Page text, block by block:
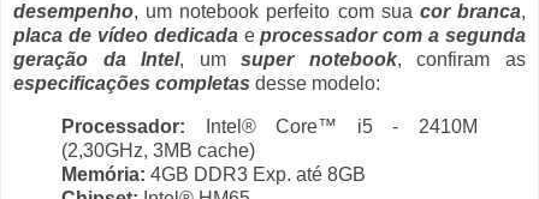
desempenho, um notebook perfeito com suacor branca,
placa de vídeo dedicadaeprocessador com a segunda
geração da Intel, umsuper notebook, confiram as
especificações completas desse modelo:
Processador: Intel® Core™ i5 - 2410M
(2,30GHz, 3MB cache)
Memória: 4GB DDR3 Exp. até 8GB